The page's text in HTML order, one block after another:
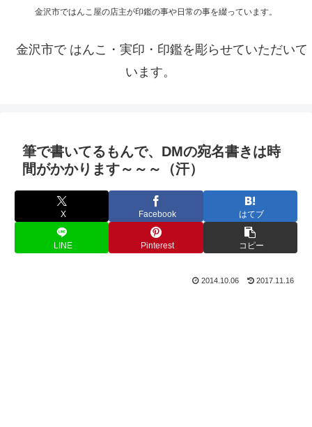
金沢市ではんこ屋の店主が印鑑の事や日常の事を綴っています。
金沢市で はんこ・実印・印鑑を彫らせていただいて
います。
筆で書いてるもんで、DMの宛名書きは時
間がかかります～～～（汗）
X Facebook はてブ
LINE Pinterest コピー
2014.10.06 2017.11.16